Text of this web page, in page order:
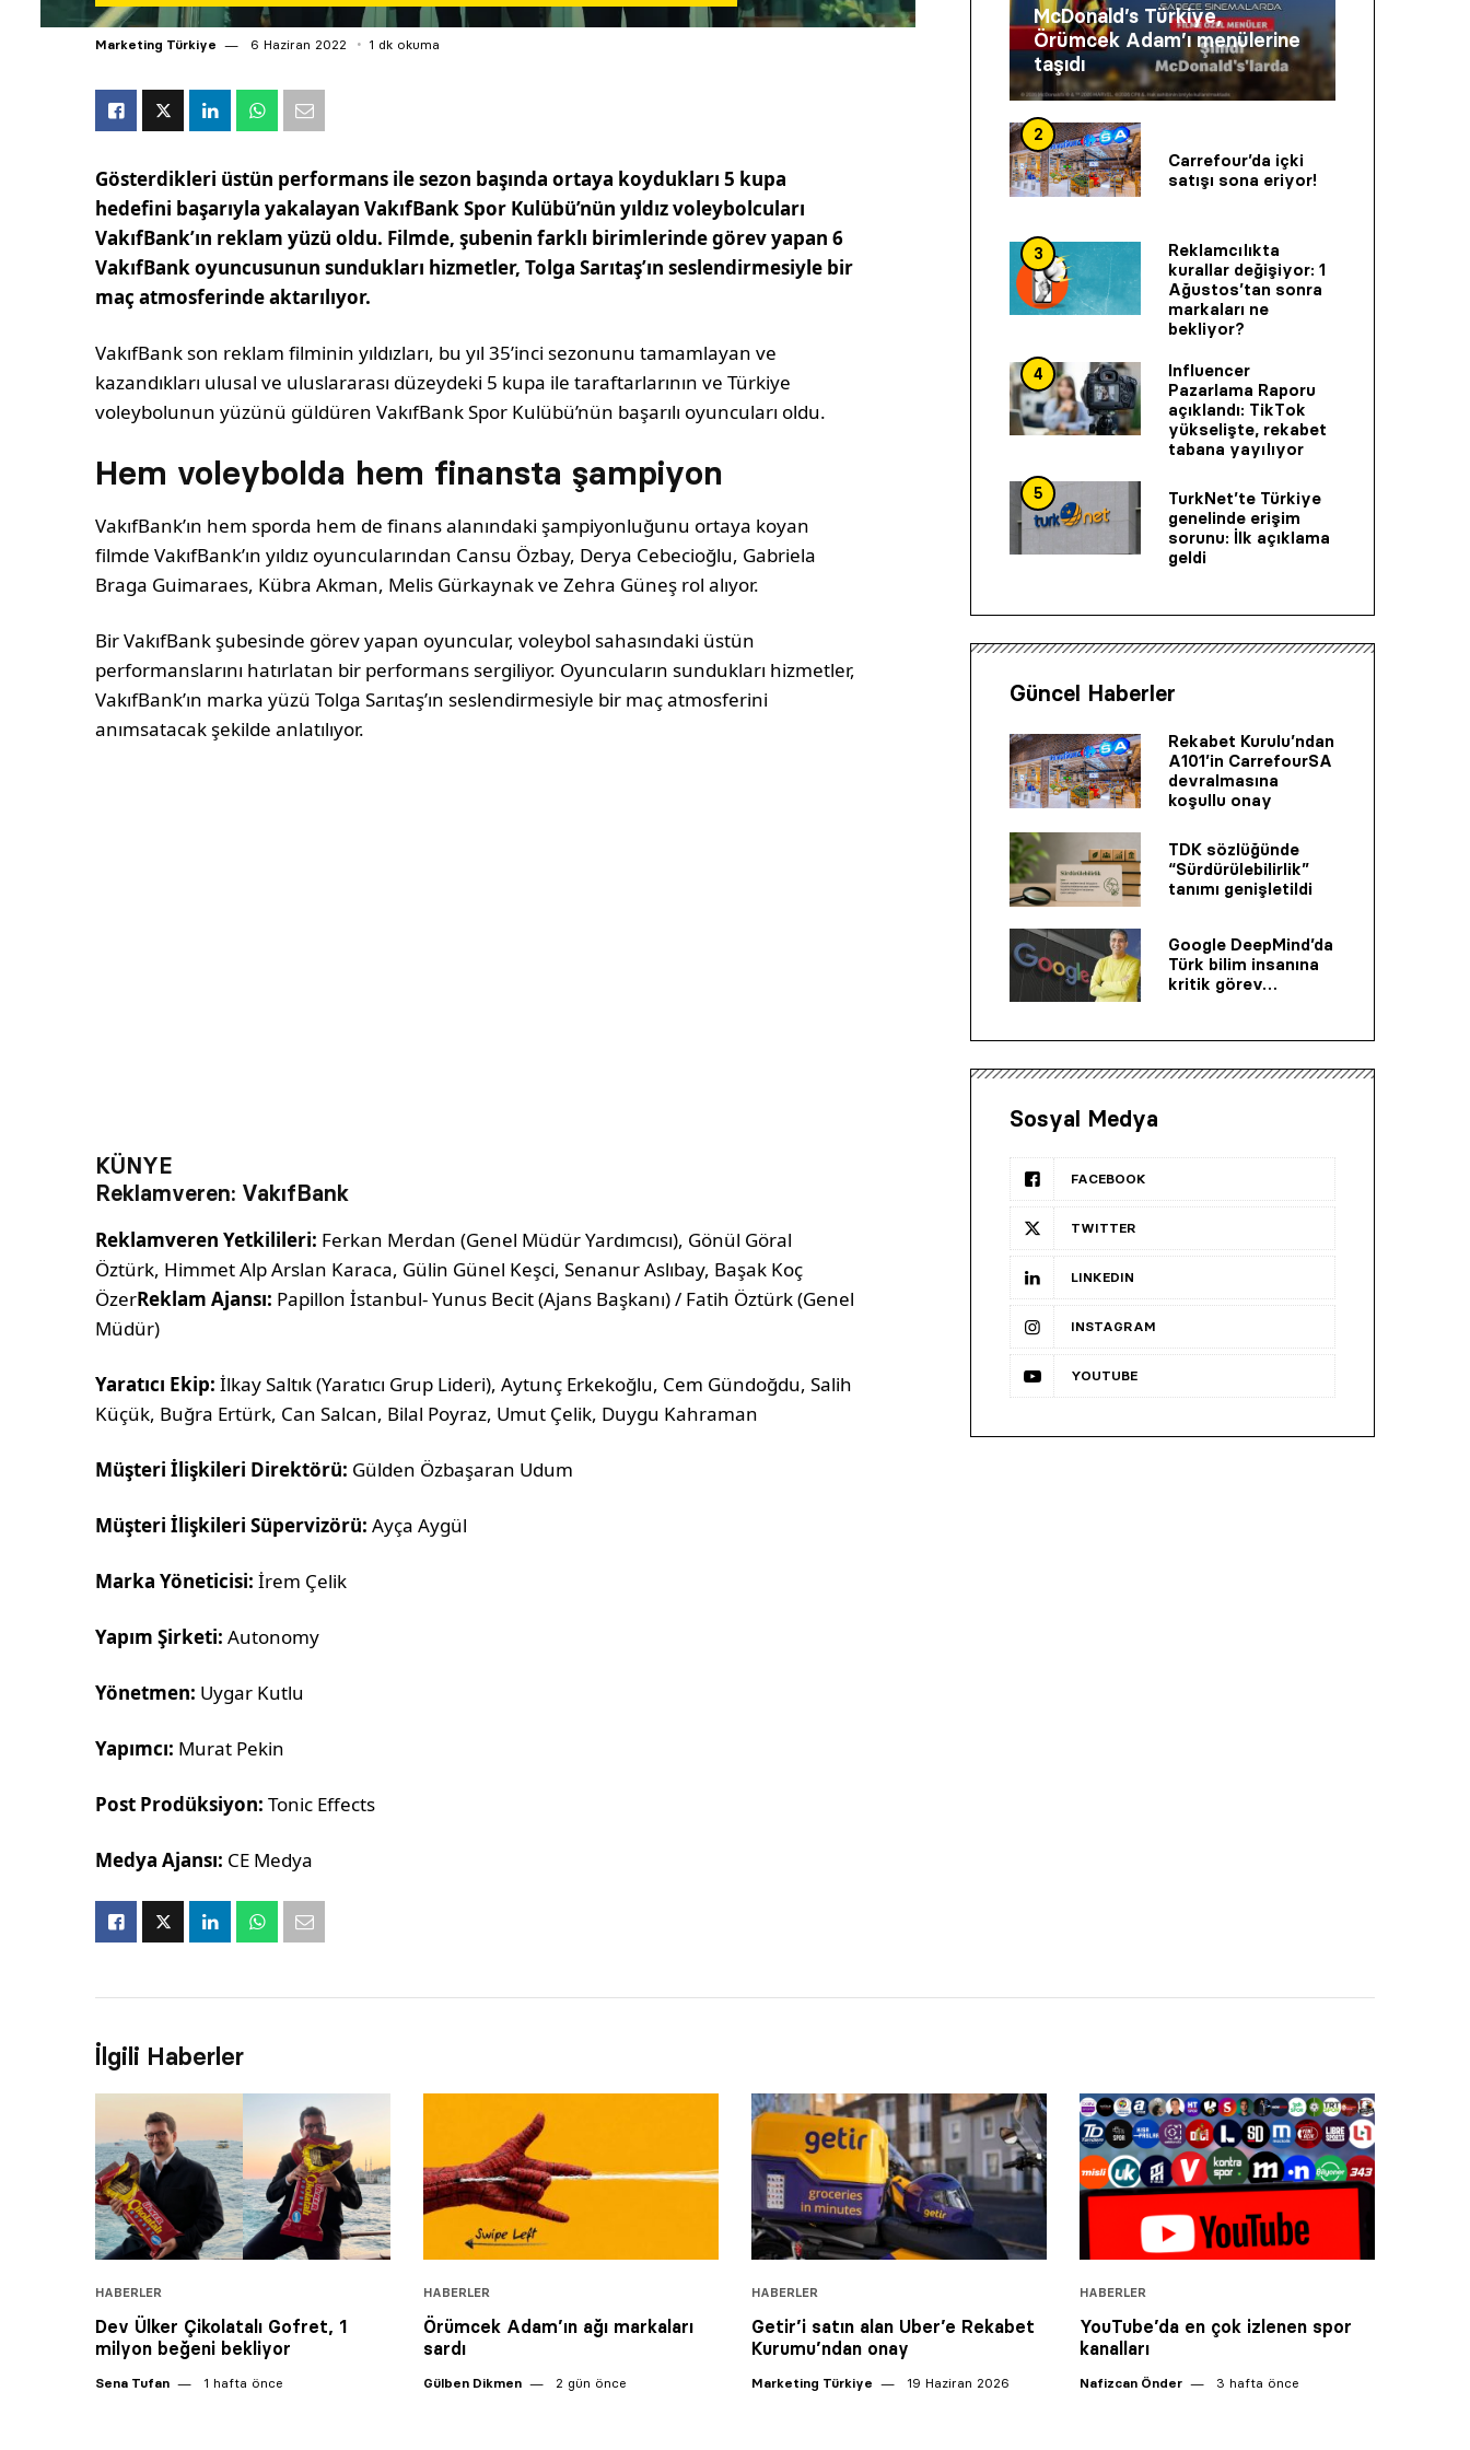
Marketing Türkiye 6 Haziran 2022 1 dk okuma
Gösterdikleri üstün performans ile sezon başında ortaya koydukları 5 kupa
hedefini başarıyla yakalayan VakıfBank Spor Kulübü’nün yıldız voleybolcuları
VakıfBank’ın reklam yüzü oldu. Filmde, şubenin farklı birimlerinde görev yapan 6
VakıfBank oyuncusunun sundukları hizmetler, Tolga Sarıtaş’ın seslendirmesiyle bir
maç atmosferinde aktarılıyor.
VakıfBank son reklam filminin yıldızları, bu yıl 35’inci sezonunu tamamlayan ve
kazandıkları ulusal ve uluslararası düzeydeki 5 kupa ile taraftarlarının ve Türkiye
voleybolunun yüzünü güldüren VakıfBank Spor Kulübü’nün başarılı oyuncuları oldu.
Hem voleybolda hem finansta şampiyon
VakıfBank’ın hem sporda hem de finans alanındaki şampiyonluğunu ortaya koyan
filmde VakıfBank’ın yıldız oyuncularından Cansu Özbay, Derya Cebecioğlu, Gabriela
Braga Guimaraes, Kübra Akman, Melis Gürkaynak ve Zehra Güneş rol alıyor.
Bir VakıfBank şubesinde görev yapan oyuncular, voleybol sahasındaki üstün
performanslarını hatırlatan bir performans sergiliyor. Oyuncuların sundukları hizmetler,
VakıfBank’ın marka yüzü Tolga Sarıtaş’ın seslendirmesiyle bir maç atmosferini
anımsatacak şekilde anlatılıyor.
KÜNYE
Reklamveren: VakıfBank
Reklamveren Yetkilileri: Ferkan Merdan (Genel Müdür Yardımcısı), Gönül Göral
Öztürk, Himmet Alp Arslan Karaca, Gülin Günel Keşci, Senanur Aslıbay, Başak Koç
ÖzerReklam Ajansı: Papillon İstanbul- Yunus Becit (Ajans Başkanı) / Fatih Öztürk (Genel
Müdür)
Yaratıcı Ekip: İlkay Saltık (Yaratıcı Grup Lideri), Aytunç Erkekoğlu, Cem Gündoğdu, Salih
Küçük, Buğra Ertürk, Can Salcan, Bilal Poyraz, Umut Çelik, Duygu Kahraman
Müşteri İlişkileri Direktörü: Gülden Özbaşaran Udum
Müşteri İlişkileri Süpervizörü: Ayça Aygül
Marka Yöneticisi: İrem Çelik
Yapım Şirketi: Autonomy
Yönetmen: Uygar Kutlu
Yapımcı: Murat Pekin
Post Prodüksiyon: Tonic Effects
Medya Ajansı: CE Medya
McDonald’s Türkiye,
Örümcek Adam’ı menülerine
taşıdı
2
Carrefour’da içki
satışı sona eriyor!
3
Reklamcılıkta
kurallar değişiyor: 1
Ağustos’tan sonra
markaları ne
bekliyor?
4
Influencer
Pazarlama Raporu
açıklandı: TikTok
yükselişte, rekabet
tabana yayılıyor
5
TurkNet’te Türkiye
genelinde erişim
sorunu: İlk açıklama
geldi
Güncel Haberler
Rekabet Kurulu’ndan
A101’in CarrefourSA
devralmasına
koşullu onay
TDK sözlüğünde
“Sürdürülebilirlik”
tanımı genişletildi
Google DeepMind’da
Türk bilim insanına
kritik görev…
Sosyal Medya
FACEBOOK
TWITTER
LINKEDIN
INSTAGRAM
YOUTUBE
İlgili Haberler
HABERLER
Dev Ülker Çikolatalı Gofret, 1
milyon beğeni bekliyor
Sena Tufan 1 hafta önce
HABERLER
Örümcek Adam’ın ağı markaları
sardı
Gülben Dikmen 2 gün önce
HABERLER
Getir’i satın alan Uber’e Rekabet
Kurumu’ndan onay
Marketing Türkiye 19 Haziran 2026
HABERLER
YouTube’da en çok izlenen spor
kanalları
Nafizcan Önder 3 hafta önce